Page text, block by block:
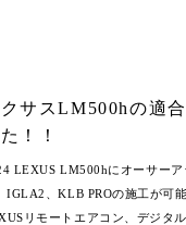
サスLM500hの適
！！
LEXUS LM500hにオーサー
IGLA2、KLB PROの施工が
リモートエアコン、デジタ